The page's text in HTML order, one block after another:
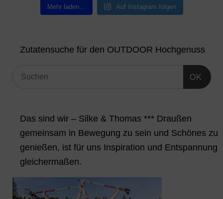
Mehr laden… Auf Instagram folgen
Zutatensuche für den OUTDOOR Hochgenuss
OK
Das sind wir – Silke & Thomas *** Draußen
gemeinsam in Bewegung zu sein und Schönes zu
genießen, ist für uns Inspiration und Entspannung
gleichermaßen.